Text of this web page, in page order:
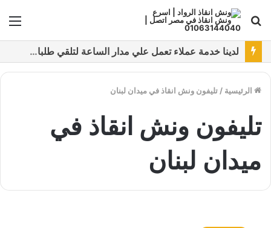
بحث
عن
نقدم خدمات متعددة لدفع خدمة ونش انقاذ سيارات باستخدام طرق دفع متعددة كما نتميز بتقديم أرخص سعر و أعلي جوده
الرئيسية / تليفون ونش انقاذ في ميدان لبنان
تليفون ونش انقاذ في
ميدان لبنان